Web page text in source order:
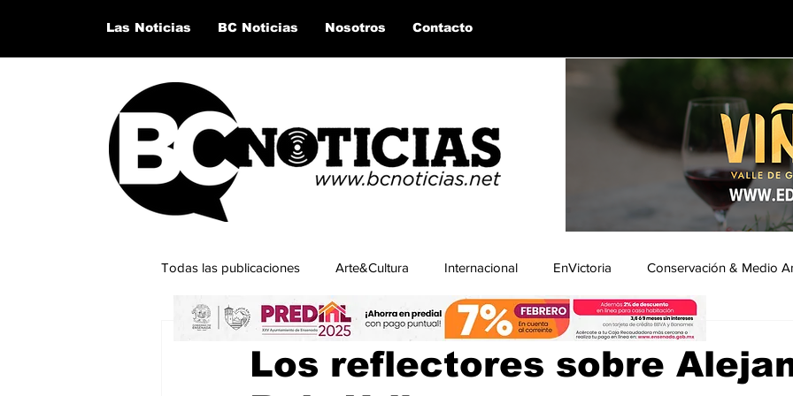
Las Noticias BC Noticias Nosotros Contacto
Todas las publicaciones Arte&Cultura Internacional EnVictoria Conservación & Medio
Lo último del momento San Quintín, BC Bahía de los Ángeles, BC Columnas Invitadas
Los reflectores sobre
9 feb 20252 min de lectura